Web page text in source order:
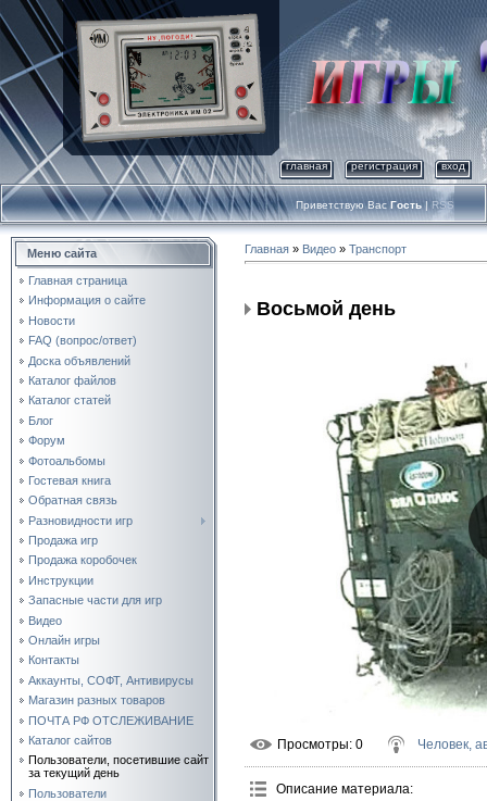
главная регистрация вход
Приветствую Вас Гость | RSS
Меню сайта
Главная страница
Информация о сайте
Новости
FAQ (вопрос/ответ)
Доска объявлений
Каталог файлов
Каталог статей
Блог
Форум
Фотоальбомы
Гостевая книга
Обратная связь
Разновидности игр
Продажа игр
Продажа коробочек
Инструкции
Запасные части для игр
Видео
Онлайн игры
Контакты
Аккаунты, СОФТ, Антивирусы
Магазин разных товаров
ПОЧТА РФ ОТСЛЕЖИВАНИЕ
Каталог сайтов
Пользователи, посетившие сайт
за текущий день
Пользователи
Главная » Видео » Транспорт
Восьмой день
Просмотры: 0 Человек,
Описание материала: